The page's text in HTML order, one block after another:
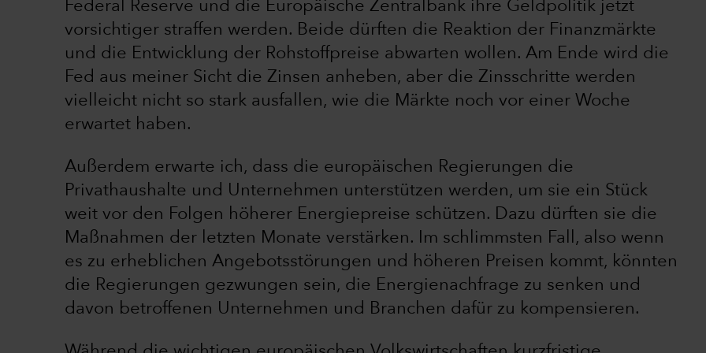
Federal Reserve und die Europäische Zentralbank ihre Geldpolitik jetzt
vorsichtiger straffen werden. Beide dürften die Reaktion der Finanzmärkte
und die Entwicklung der Rohstoffpreise abwarten wollen. Am Ende wird die
Fed aus meiner Sicht die Zinsen anheben, aber die Zinsschritte werden
vielleicht nicht so stark ausfallen, wie die Märkte noch vor einer Woche
erwartet haben.
Außerdem erwarte ich, dass die europäischen Regierungen die
Privathaushalte und Unternehmen unterstützen werden, um sie ein Stück
weit vor den Folgen höherer Energiepreise schützen. Dazu dürften sie die
Maßnahmen der letzten Monate verstärken. Im schlimmsten Fall, also wenn
es zu erheblichen Angebotsstörungen und höheren Preisen kommt, könnten
die Regierungen gezwungen sein, die Energienachfrage zu senken und
davon betroffenen Unternehmen und Branchen dafür zu kompensieren.